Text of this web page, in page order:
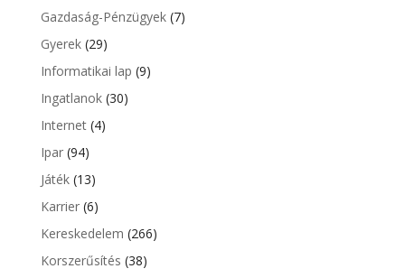
Gazdaság-Pénzügyek(7)
Gyerek(29)
Informatikai lap (9)
Ingatlanok(30)
Internet(4)
Ipar(94)
Játék(13)
Karrier(6)
Kereskedelem (266)
Korszerűsítés (38)